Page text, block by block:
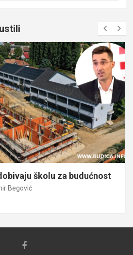
školu za budućnost
Begović